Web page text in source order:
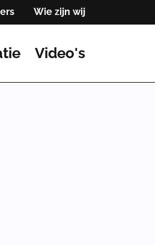
Wie zijn wij
Video's